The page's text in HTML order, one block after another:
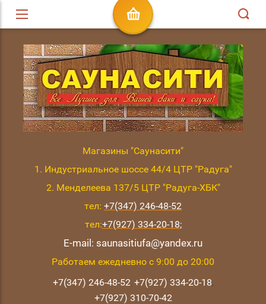
Магазины "Саунасити"
1. Индустриальное шоссе 44/4 ЦТР "Радуга"
2. Менделеева 137/5 ЦТР "Радуга-ХБК"
тел: +7(347) 246-48-52
тел:+7(927) 334-20-18;
E-mail: saunasitiufa@yandex.ru
Работаем ежедневно с 9:00 до 20:00
+7(347) 246-48-52, +7(927) 334-20-18,
+7(927) 310-70-42